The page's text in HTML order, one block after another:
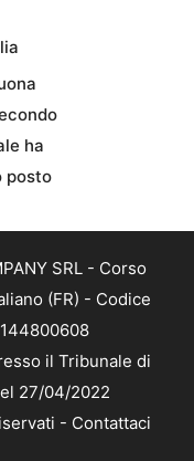
ha
posto
SRL - Corso
(FR) - Codice
il Tribunale di
27/04/2022
- Contattaci